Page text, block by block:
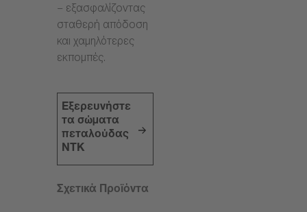
– εξασφαλίζοντας
σταθερή απόδοση
και χαμηλότερες
εκπομπές.
Εξερευνήστε
τα σώματα
πεταλούδας
NTK
Σχετικά Προϊόντα